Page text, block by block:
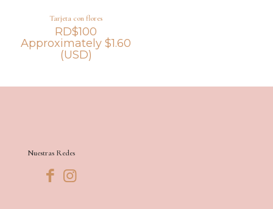
Tarjeta con flores
RD$100
Approximately$1.60
(USD)
Nuestras Redes